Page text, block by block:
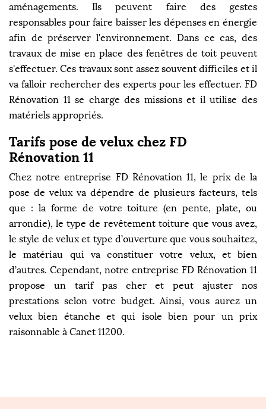
aménagements. Ils peuvent faire des gestes
responsables pour faire baisser les dépenses en énergie
afin de préserver l'environnement. Dans ce cas, des
travaux de mise en place des fenêtres de toit peuvent
s'effectuer. Ces travaux sont assez souvent difficiles et il
va falloir rechercher des experts pour les effectuer. FD
Rénovation 11 se charge des missions et il utilise des
matériels appropriés.
Tarifs pose de velux chez FD
Rénovation 11
Chez notre entreprise FD Rénovation 11, le prix de la
pose de velux va dépendre de plusieurs facteurs, tels
que : la forme de votre toiture (en pente, plate, ou
arrondie), le type de revêtement toiture que vous avez,
le style de velux et type d’ouverture que vous souhaitez,
le matériau qui va constituer votre velux, et bien
d’autres. Cependant, notre entreprise FD Rénovation 11
propose un tarif pas cher et peut ajuster nos
prestations selon votre budget. Ainsi, vous aurez un
velux bien étanche et qui isole bien pour un prix
raisonnable à Canet 11200.